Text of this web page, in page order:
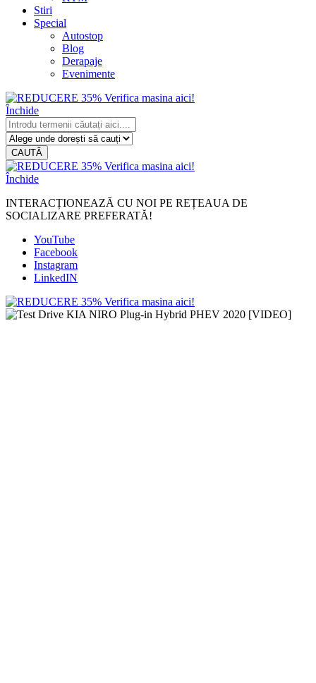
Stiri
Special
Autostop
Blog
Derapaje
Evenimente
Închide
CAUTĂ
Închide
INTERACȚIONEAZĂ CU NOI PE REȚEAUA DE
SOCIALIZARE PREFERATĂ!
YouTube
Facebook
Instagram
LinkedIN